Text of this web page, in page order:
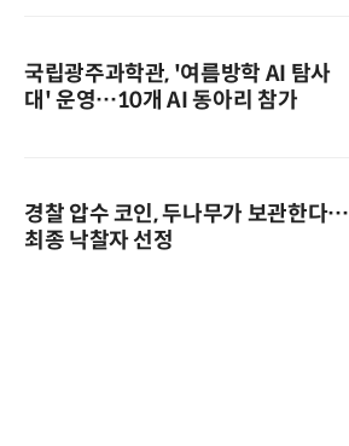
국립광주과학관, '여름방학 AI 탐사
대' 운영…10개 AI 동아리 참가
경찰 압수 코인, 두나무가 보관한다…
최종 낙찰자 선정